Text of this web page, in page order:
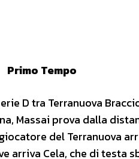
Primo Tempo
D tra Terranuova
Massai prova dalla
del Terranuova
arriva Cela, che di testa